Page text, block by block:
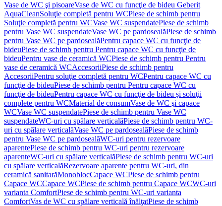
Vase de WC şi pisoareVase de WC cu funcţie de bideu Geberit
AquaCleanSoluţie completă pentru WCPiese de schimb pentru
Soluţie completă pentru WCVase WC suspendatePiese de schimb
pentru Vase WC suspendateVase WC pe pardosealăPiese de schimb
pentru Vase WC pe pardosealăPentru capace WC cu funcţie de
bideuPiese de schimb pentru Pentru capace WC cu funcţie de
bideuPentru vase de ceramică WCPiese de schimb pentru Pentru
vase de ceramică WCAccesoriiPiese de schimb pentru
AccesoriiPentru soluţie completă pentru WCPentru capace WC cu
funcţie de bideuPiese de schimb pentru Pentru capace WC cu
funcţie de bideuPentru capace WC cu funcţie de bideu şi soluţii
complete pentru WCMaterial de consumVase de WC şi capace
WCVase WC suspendatePiese de schimb pentru Vase WC
suspendateWC-uri cu spălare verticalăPiese de schimb pentru WC-
uri cu spălare verticalăVase WC pe pardosealăPiese de schimb
pentru Vase WC pe pardosealăWC-uri pentru rezervoare
aparentePiese de schimb pentru WC-uri pentru rezervoare
aparenteWC-uri cu spălare verticalăPiese de schimb pentru WC-uri
cu spălare verticalăRezervoare aparente pentru WC-uri, din
ceramică sanitarăMonoblocCapace WCPiese de schimb pentru
Capace WCCapace WCPiese de schimb pentru Capace WCWC-uri
varianta ComfortPiese de schimb pentru WC-uri varianta
ComfortVas de WC cu spălare verticală înălţatPiese de schimb